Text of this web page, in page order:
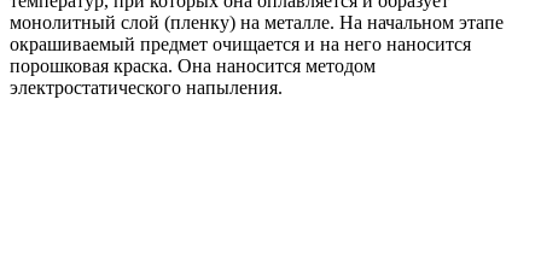
монолитный слой (пленку) на металле. На начальном этапе
окрашиваемый предмет очищается и на него наносится
порошковая краска. Она наносится методом
электростатического напыления.